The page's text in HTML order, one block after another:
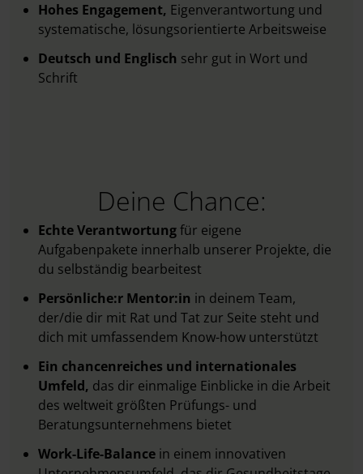
Hohes Engagement, Eigenverantwortung und
systematische, lösungsorientierte Arbeitsweise
Deutsch und Englisch sehr gut in Wort und
Schrift
Deine Chance:
Echte Verantwortungfür eigene
Aufgabenpakete innerhalb unserer Projekte, die
du selbständig bearbeitest
Persönliche:r Mentor:in in deinem Team,
der/die dir mit Rat und Tat zur Seite steht und
dich mit umfassendem Know-how unterstützt
Ein chancenreiches und internationales
Umfeld, das dir einmalige Einblicke in die Arbeit
des weltweit größten Prüfungs- und
Beratungsunternehmens bietet
Work-Life-Balance in einem innovativen